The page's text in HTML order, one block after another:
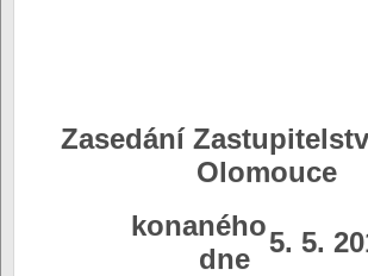
Zasedání
Olomouce
konaného
dne
5. 5.